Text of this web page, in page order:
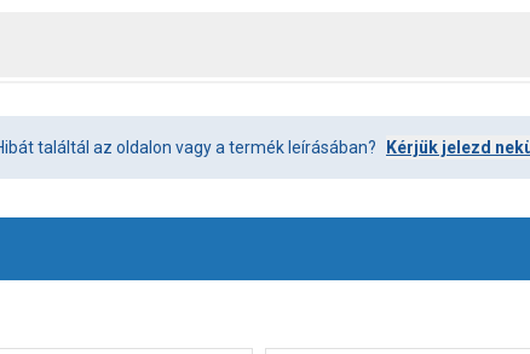
találtál az oldalon vagy a termék leírásában? Kérjük jelezd